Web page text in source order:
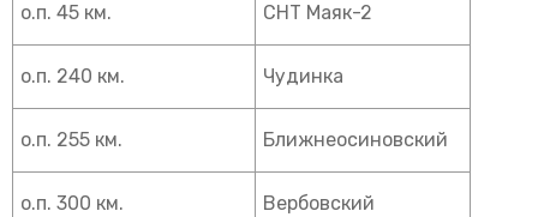
о.п. 45 км. СНТ Маяк-2
о.п. 240 км. Чудинка
о.п. 255 км. Ближнеосиновский
о.п. 300 км. Вербовский